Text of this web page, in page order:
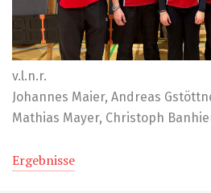
v.l.n.r.
Johannes Maier, Andreas
Mathias Mayer, Christoph
Ergebnisse